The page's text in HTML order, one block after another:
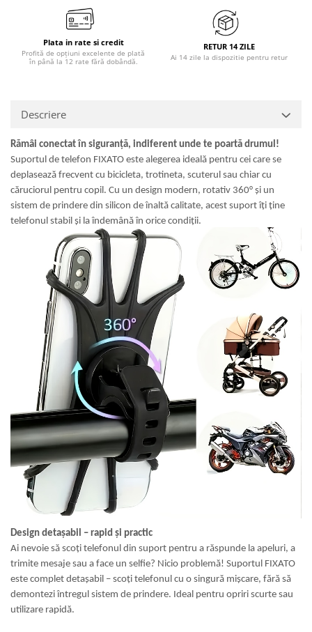
Plata in rate si credit
Profită de opțiuni excelente de plată
în până la 12 rate fără dobândă.
RETUR 14 ZILE
Ai 14 zile la dispozitie pentru retur
Descriere
Rămâi conectat în siguranță, indiferent unde te poartă drumul!
Suportul de telefon FIXATO este alegerea ideală pentru cei care se
deplasează frecvent cu bicicleta, trotineta, scuterul sau chiar cu
căruciorul pentru copil. Cu un design modern, rotativ 360° și un
sistem de prindere din silicon de înaltă calitate, acest suport îți ține
telefonul stabil și la îndemână în orice condiții.
Design detașabil – rapid și practic
Ai nevoie să scoți telefonul din suport pentru a răspunde la apeluri, a
trimite mesaje sau a face un selfie? Nicio problemă! Suportul FIXATO
este complet detașabil – scoți telefonul cu o singură mișcare, fără să
demontezi întregul sistem de prindere. Ideal pentru opriri scurte sau
utilizare rapidă.